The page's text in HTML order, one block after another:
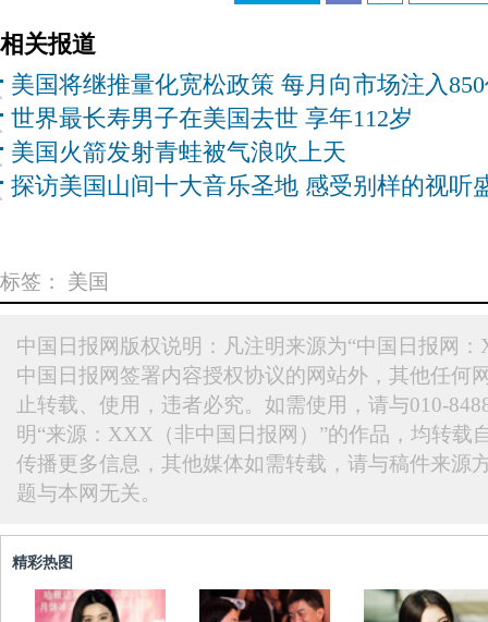
相关报道
美国将继推量化宽松政策 每月向市场注入
世界最长寿男子在美国去世 享年112岁
美国火箭发射青蛙被气浪吹上天
探访美国山间十大音乐圣地 感受别样的视听
标签： 美国
中国日报网版权说明：凡注明来源为“中国日报网
中国日报网签署内容授权协议的网站外，其他任何
止转载、使用，违者必究。如需使用，请与010-
明“来源：XXX（非中国日报网）”的作品，均转载
传播更多信息，其他媒体如需转载，请与稿件来源
题与本网无关。
精彩热图